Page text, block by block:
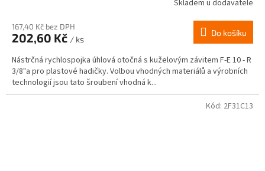
Skladem u dodavatele
167,40 Kč bez DPH
202,60 Kč / ks
Do košíku
Nástrčná rychlospojka úhlová otočná s kuželovým závitem F-E 10 - R
3/8"a pro plastové hadičky. Volbou vhodných materiálů a výrobních
technologií jsou tato šroubení vhodná k...
Kód: 2F31C13